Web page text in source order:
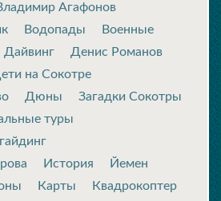
Агафонов
Водопады
Военные
Дайвинг
Денис Романов
на Сокотре
Дюны
Загадки Сокотры
туры
История
Йемен
Карты
Квадрокоптер